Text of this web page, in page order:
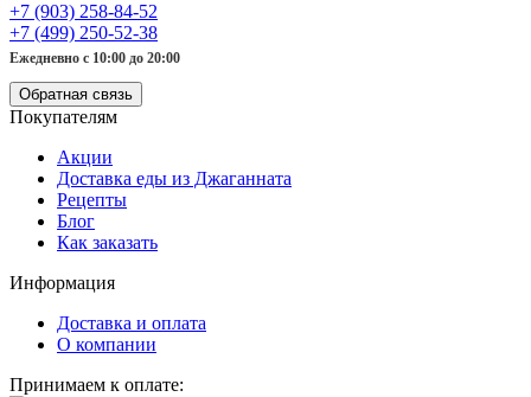
+7 (903) 258-84-52
+7 (499) 250-52-38
Ежедневно с 10:00 до 20:00
Обратная связь
Покупателям
Акции
Доставка еды из Джаганната
Рецепты
Блог
Как заказать
Информация
Доставка и оплата
О компании
Принимаем к оплате: